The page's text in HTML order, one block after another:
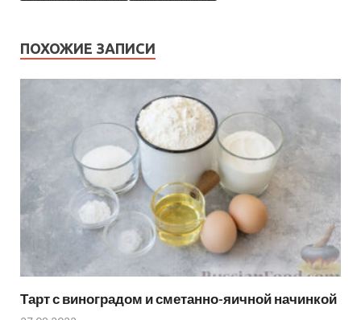
ПОХОЖИЕ ЗАПИСИ
Тарт с виноградом и сметанно-яичной начинкой